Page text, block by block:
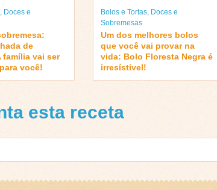
Doces e
de
família vai ser
você!
Bolos e Tortas, Doces e
Sobremesas
Um dos melhores bolos
que você vai provar na
vida: Bolo Floresta Negra é
irresístivel!
esta receta